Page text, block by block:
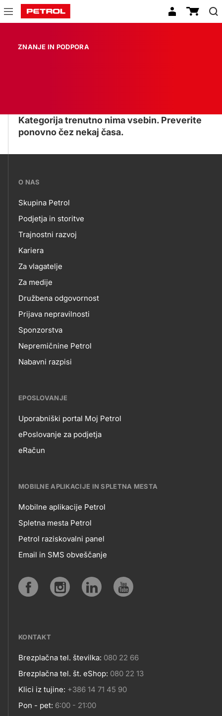
Znanje
ZNANJE IN PODPORA
Kategorija trenutno nima vsebin. Preverite
ponovno čez nekaj časa.
???
skupno.footer-
title???
O NAS
O
NAS
Skupina Petrol
Podjetja in storitve
Trajnostni razvoj
Kariera
Za vlagatelje
Za medije
Družbena odgovornost
Prijava nepravilnosti
Sponzorstva
Nepremičnine Petrol
Nabavni razpisi
EPOSLOVANJE
EPOSLOVANJE
Uporabniški portal Moj Petrol
ePoslovanje za podjetja
eRačun
MOBILNE APLIKACIJE IN SPLETNA MESTA
MOBILNE
APLIKACIJE
SPLETNA
Mobilne aplikacije Petrol
Spletna mesta Petrol
Petrol raziskovalni panel
Email in SMS obveščanje
KONTAKT
Kontakt
Brezplačna tel. številka: 080 22 66
Brezplačna tel. št. eShop: 080 22 13
Klici iz tujine: +386 14 71 45 90
Pon - pet: 6:00 - 21:00